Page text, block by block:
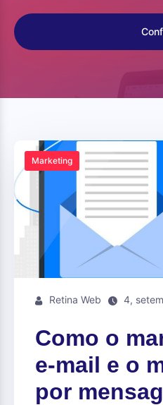
Marketing
Retina Web 4,
Como o
e-mail e o
por